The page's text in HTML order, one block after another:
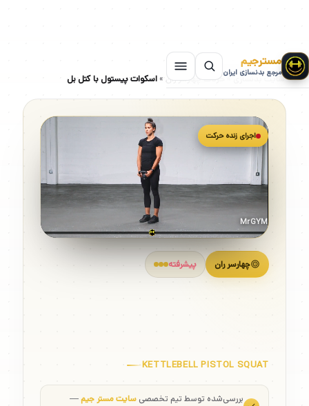
مسترجیم
مرجع بدنسازی ایران
سایت بدنسازی»حرکات چهارسر ران »اسکوات پیستول با کتل بل
چهارسر ران پیشرفته
KETTLEBELL PISTOL SQUAT
بررسی‌شده توسط تیم تخصصیسایت مستر جیم—
اجرای زنده حرکت
MrGYM